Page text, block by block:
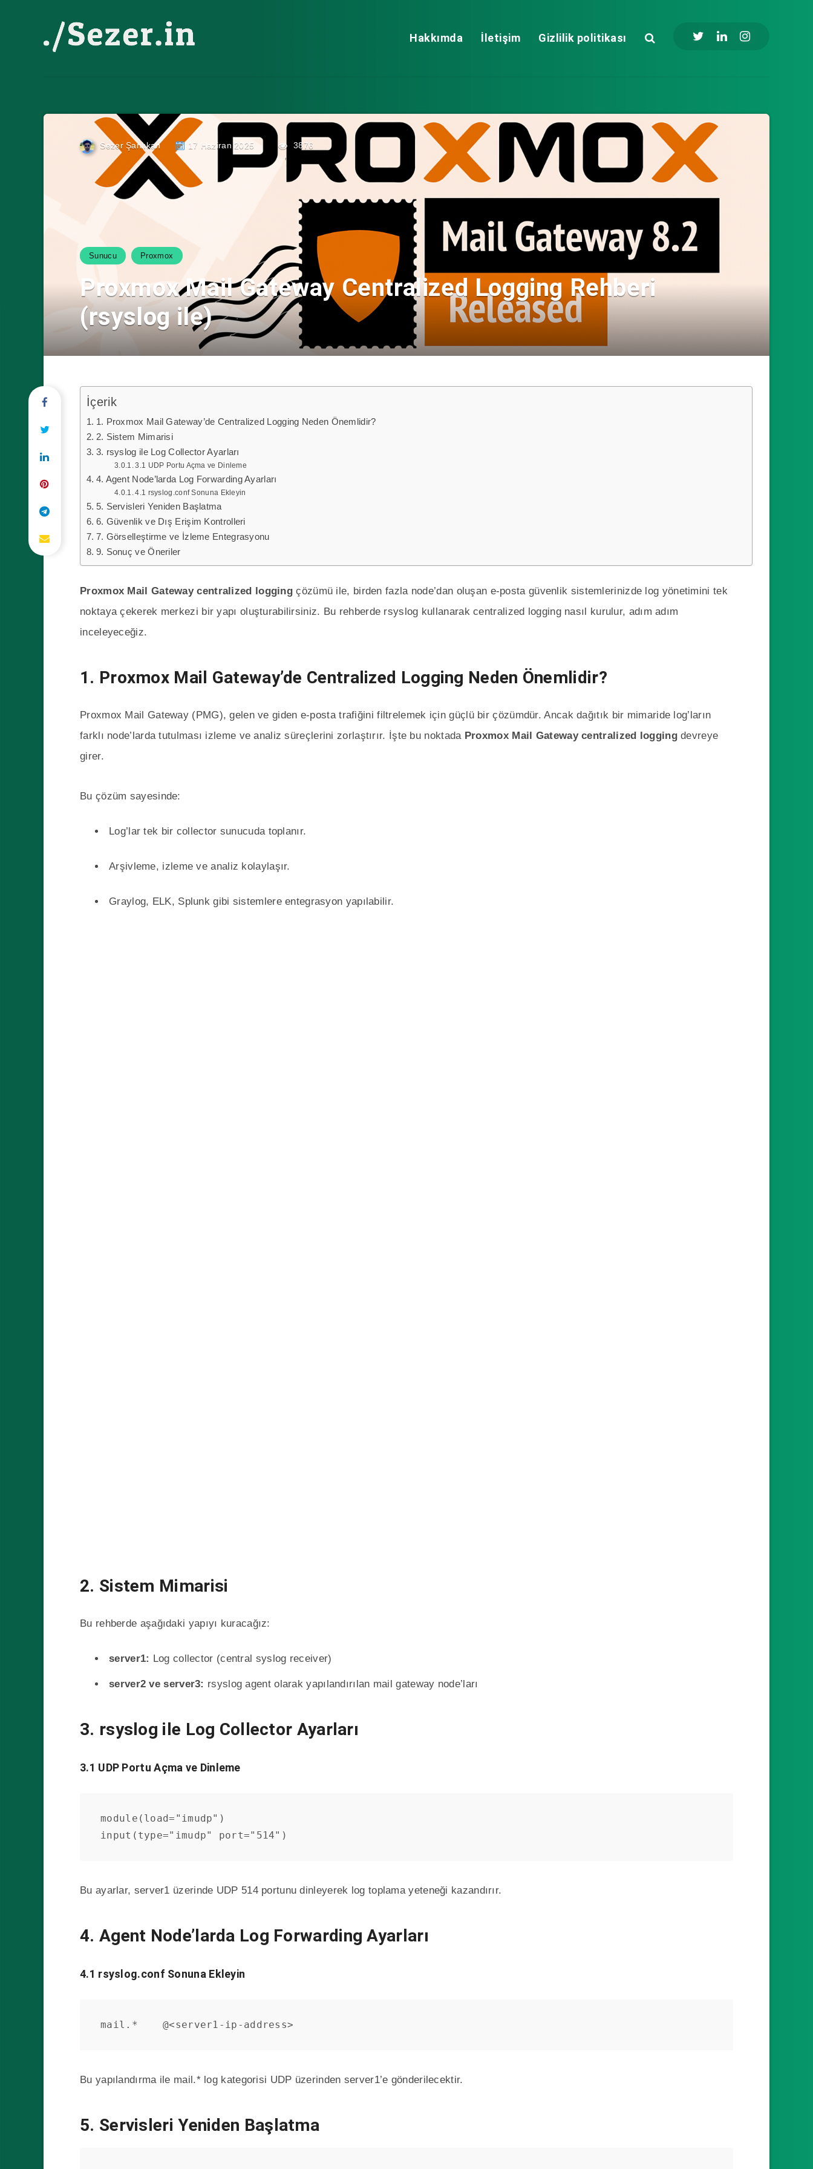
Hakkımda İletişim Gizlilik politikası
Sezer Şanlıkan 17 Haziran 2025 3876
Sunucu Proxmox
Proxmox Mail Gateway Centralized Logging Rehberi
(rsyslog ile)
İçerik
1. Proxmox Mail Gateway’de Centralized Logging Neden Önemlidir?
2. Sistem Mimarisi
3. rsyslog ile Log Collector Ayarları
3.1 UDP Portu Açma ve Dinleme
4. Agent Node’larda Log Forwarding Ayarları
4.1 rsyslog.conf Sonuna Ekleyin
5. Servisleri Yeniden Başlatma
6. Güvenlik ve Dış Erişim Kontrolleri
7. Görselleştirme ve İzleme Entegrasyonu
9. Sonuç ve Öneriler
Proxmox Mail Gateway centralized logging çözümü ile, birden fazla node’dan oluşan e-posta güvenlik sistemlerinizde log yönetimini tek
noktaya çekerek merkezi bir yapı oluşturabilirsiniz. Bu rehberde rsyslog kullanarak centralized logging nasıl kurulur, adım adım
inceleyeceğiz.
1. Proxmox Mail Gateway’de Centralized Logging Neden Önemlidir?
Proxmox Mail Gateway (PMG), gelen ve giden e-posta trafiğini filtrelemek için güçlü bir çözümdür. Ancak dağıtık bir mimaride log’ların
farklı node’larda tutulması izleme ve analiz süreçlerini zorlaştırır. İşte bu noktada Proxmox Mail Gateway centralized loggingdevreye
girer.
Bu çözüm sayesinde:
Log’lar tek bir collector sunucuda toplanır.
Arşivleme, izleme ve analiz kolaylaşır.
Graylog, ELK, Splunk gibi sistemlere entegrasyon yapılabilir.
2. Sistem Mimarisi
Bu rehberde aşağıdaki yapıyı kuracağız:
server1: Log collector (central syslog receiver)
server2 ve server3: rsyslog agent olarak yapılandırılan mail gateway node’ları
3. rsyslog ile Log Collector Ayarları
3.1 UDP Portu Açma ve Dinleme
module(load="imudp")
input(type="imudp" port="514")
Bu ayarlar, server1 üzerinde UDP 514 portunu dinleyerek log toplama yeteneği kazandırır.
4. Agent Node’larda Log Forwarding Ayarları
4.1 rsyslog.conf Sonuna Ekleyin
mail.*    @<server1-ip-address>
Bu yapılandırma ile mail.* log kategorisi UDP üzerinden server1’e gönderilecektir.
5. Servisleri Yeniden Başlatma